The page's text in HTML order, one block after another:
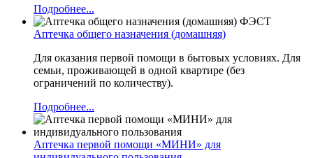
Подробнее...
Аптечка общего назначения (домашняя)
Для оказания первой помощи в бытовых условиях. Для
семьи, проживающей в одной квартире (без
ограничений по количеству).
Подробнее...
Аптечка первой помощи «МИНИ» для